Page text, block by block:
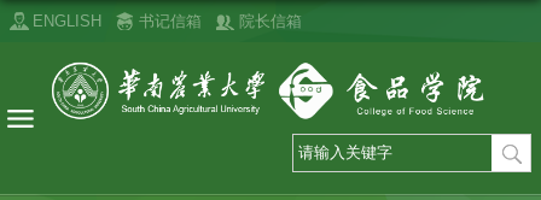
ENGLISH 书记信箱 院长信箱